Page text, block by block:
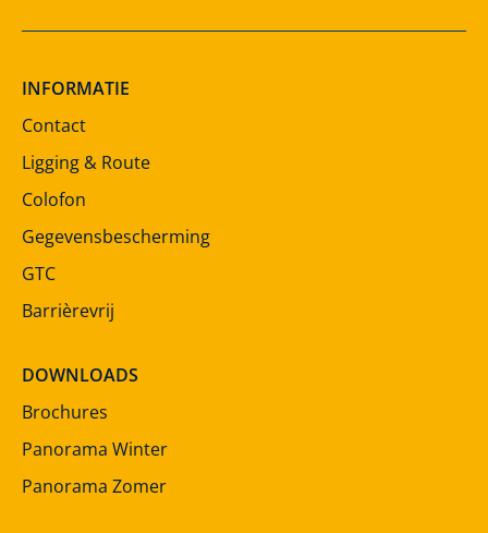
INFORMATIE
Contact
Ligging & Route
Colofon
Gegevensbescherming
GTC
Barrièrevrij
DOWNLOADS
Brochures
Panorama Winter
Panorama Zomer